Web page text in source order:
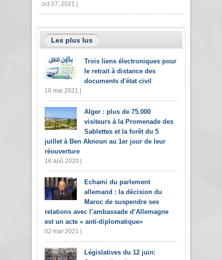
oct 27, 2021 |
Les plus lus
Trois liens électroniques pour
le retrait à distance des
documents d'état civil
16 mai 2021 |
Alger : plus de 75.000
visiteurs à la Promenade des
Sablettes et la forêt du 5
juillet à Ben Aknoun au 1er jour de leur
réouverture
16 aoû 2020 |
Echami du parlement
allemand : la décision du
Maroc de suspendre ses
relations avec l’ambassade d’Allemagne
est un acte « anti-diplomatique»
02 mar 2021 |
Législatives du 12 juin: